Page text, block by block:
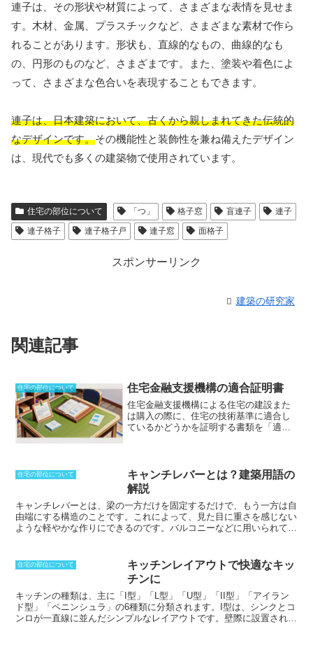
連子は、その形状や材質によって、さまざまな表情を見せま
す。木材、金属、プラスチックなど、さまざまな素材で作ら
れることがあります。形状も、直線的なもの、曲線的なも
の、円形のものなど、さまざまです。また、塗装や着色によ
って、さまざまな色合いを表現することもできます。
連子は、日本建築において、古くから親しまれてきた伝統的
なデザインです。その機能性と装飾性を兼ね備えたデザイン
は、現代でも多くの建築物で使用されています。
住宅の部位について 「つ」 格子窓 盲連子
連子
連子格子
連子格子戸 連子窓 面格子
スポンサーリンク
建築の研究家
関連記事
住宅の部位について 住宅金融支援機構の適合証明書
住宅金融支援機構による住宅の建設また
は購入の際に、住宅の技術基準に適合し
ているかどうかを証明する書類を「適合
ては不要となる場合もあります。適合証
明書は、住宅の基礎や構造、設備、資材
などが建築基準法や住宅金融支援機構の
技術基準に適合しているかどうかを審査
した結果を記載したものです。適合証明
書を取得することで、住宅の品質や安全
るためには、専門の審査機関に依頼して
審査を受けなければなりません。必要な
書類を揃え、検査を受けます。住宅完成
後、検査を行ない合格通知書を得る必要
があります。審査機関はその書類を審査
し、適合証明書を発行します。適合証明
住宅の部位について
キャンチレバーとは？建築用語の
解説
キャンチレバーとは、梁の一方だけを固定するだけで、もう一方は自
由端にする構造のことです。これによって、見た目に重さを感じない
ような軽やかな作りにできるのです。バルコニーなどに用いられてお
すが、柱がない分だけ強度が劣るのは当然です。そのため、キャンチ
レバー部分に上階を作ったり、屋根を乗せたりすることは、荷重を増
やすことになってくるため控える必要があります。持ち出す量が増え
るにつれて本体側の強度も必要となり、張りだす量をよく検討する必
要があります。
住宅の部位について
キッチンレイアウトで快適なキッ
チンに
キッチンの種類は、主に「 I型 」「 L型 」「 U型 」「 II型 」「 アイラン
ド型 」「ペニンシュラ 」の6種類に分類されます。 I型は、シンクとコ
ンロが一直線に並んだシンプルなレイアウトです。壁際に設置される